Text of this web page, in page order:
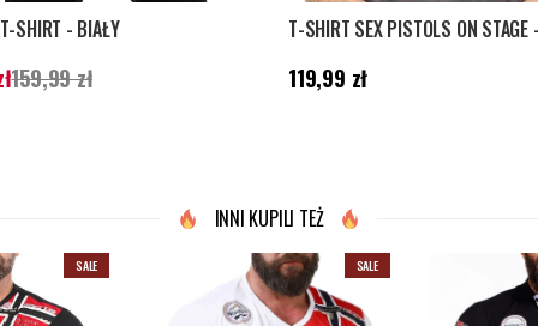
SHIRT - BIAŁY
:79,99 zł
159,99 zł
T-SHIRT SEX PISTOLS ON STAGE
Cena :119,99 zł
119,99 zł
INNI KUPILI TEŻ
SALE SALE